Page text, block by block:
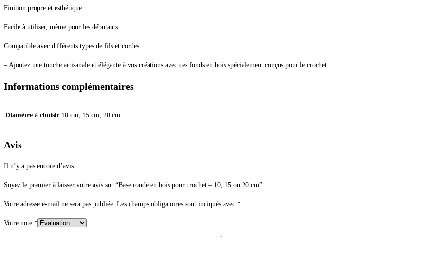
Finition propre et esthétique
Facile à utiliser, même pour les débutants
Compatible avec différents types de fils et cordes
– Ajoutez une touche artisanale et élégante à vos créations avec ces fonds en bois spécialement conçus pour le crochet.
Informations complémentaires
Diamètre à choisir 10 cm, 15 cm, 20 cm
Avis
Il n’y a pas encore d’avis.
Soyez le premier à laisser votre avis sur “Base ronde en bois pour crochet – 10, 15 ou 20 cm”
Votre adresse e-mail ne sera pas publiée. Les champs obligatoires sont indiqués avec *
Votre note *